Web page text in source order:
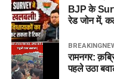
BJP के
रेड जोन में,
रामनगर:
पहले उठा